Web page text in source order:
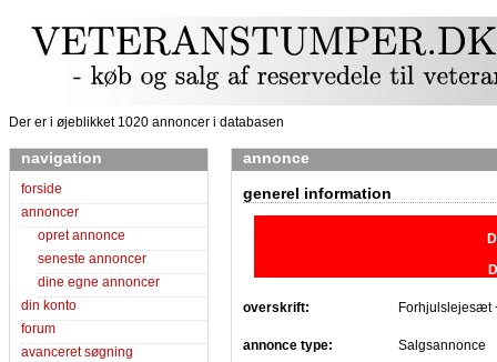
Der er i øjeblikket 1020 annoncer i databasen
navigation
forside
annoncer
opret annonce
seneste annoncer
dine egne annoncer
din konto
forum
avanceret søgning
annonce
generel information
overskrift: Forhjulslejesæt
annonce type: Salgsannonce